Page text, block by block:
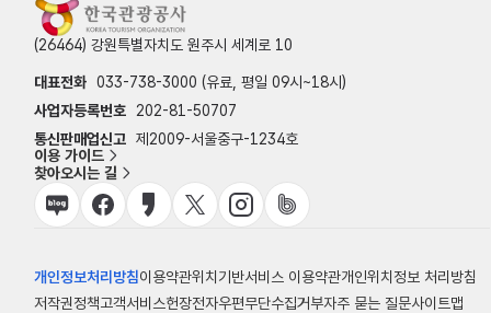
(26464) 강원특별자치도 원주시 세계로 10
대표전화 033-738-3000 (유료, 평일 09시~18시)
사업자등록번호
202-81-50707
통신판매업신고 제2009-서울중구-1234호
이용 가이드
찾아오시는 길
개인정보처리방침이용약관위치기반서비스 이용약관개인위치정보 처리방침
저작권정책고객서비스헌장전자우편무단수집거부자주 묻는 질문사이트맵